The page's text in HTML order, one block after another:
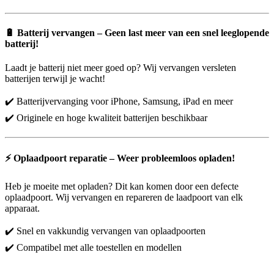
🔋 Batterij vervangen – Geen last meer van een snel leeglopende
batterij!
Laadt je batterij niet meer goed op? Wij vervangen versleten
batterijen terwijl je wacht!
✔️ Batterijvervanging voor iPhone, Samsung, iPad en meer
✔️ Originele en hoge kwaliteit batterijen beschikbaar
⚡Oplaadpoort reparatie – Weer probleemloos opladen!
Heb je moeite met opladen? Dit kan komen door een defecte
oplaadpoort. Wij vervangen en repareren de laadpoort van elk
apparaat.
✔️ Snel en vakkundig vervangen van oplaadpoorten
✔️ Compatibel met alle toestellen en modellen